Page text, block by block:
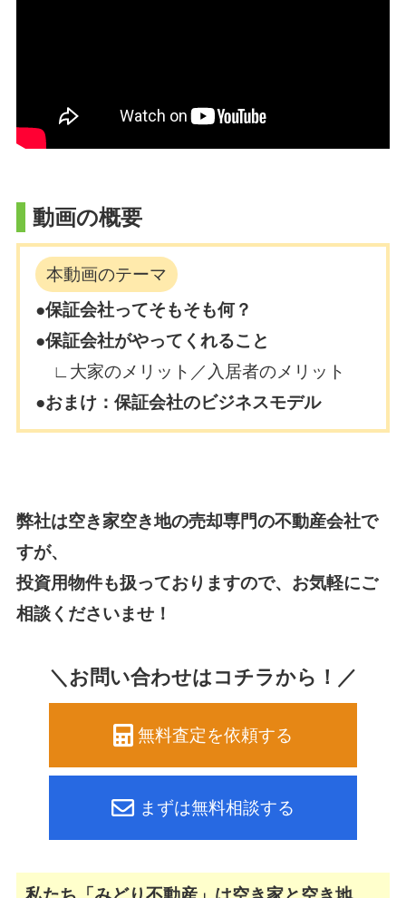
動画の概要
本動画のテーマ
●保証会社ってそもそも何？
●保証会社がやってくれること
∟大家のメリット／入居者のメリット
●おまけ：保証会社のビジネスモデル
弊社は空き家空き地の売却専門の不動産会社で
すが、
投資用物件も扱っておりますので、お気軽にご
相談くださいませ！
＼お問い合わせはコチラから！／
無料査定を依頼する
まずは無料相談する